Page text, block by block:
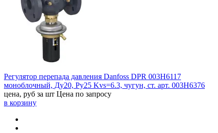
Регулятор перепада давления Danfoss DPR 003H6117
моноблочный, Ду20, Ру25 Kvs=6.3, чугун, ст. арт. 003H6376
цена, руб за шт Цена по запросу
в корзину